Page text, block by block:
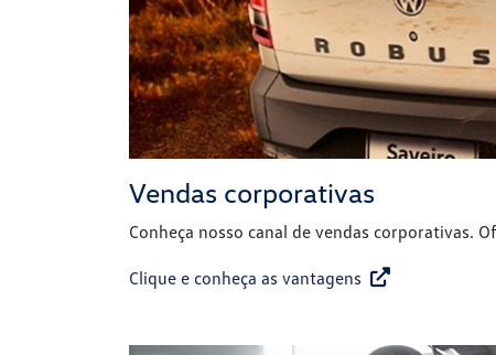
Vendas corporativas
Conheça nosso canal de vendas corporativas.
Clique e conheça as vantagens